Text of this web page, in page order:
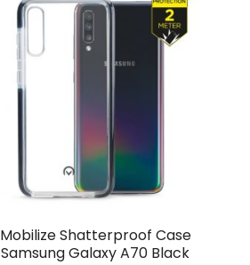
Mobilize Shatterproof Case
Samsung Galaxy A70 Black